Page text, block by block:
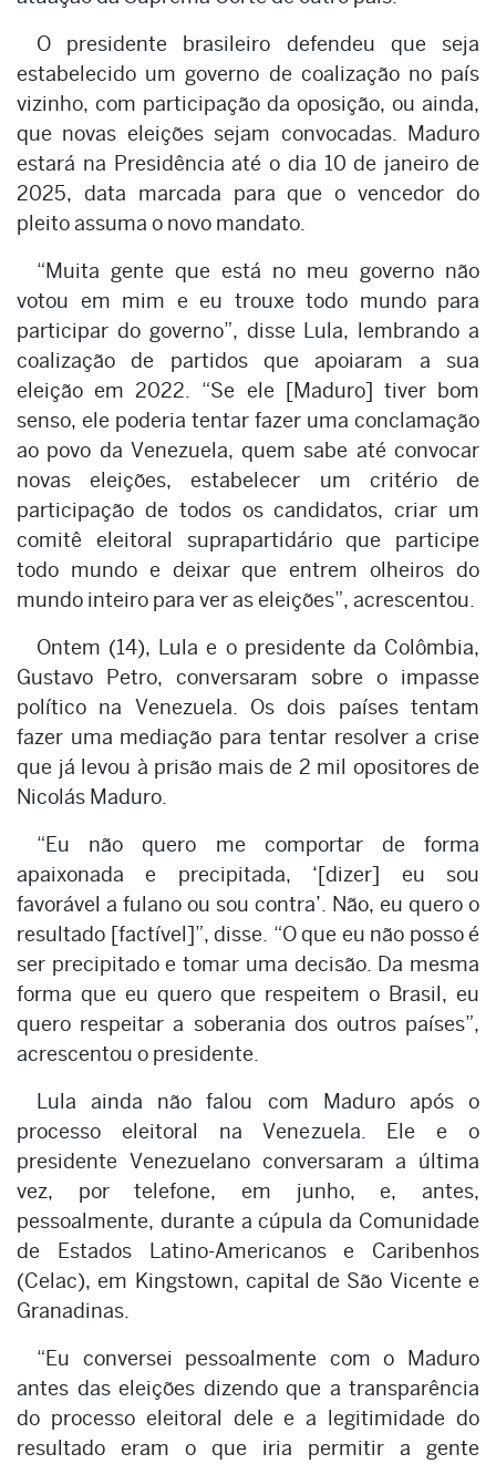
O presidente brasileiro defendeu que seja
estabelecido um governo de coalização no país
vizinho, com participação da oposição, ou ainda,
que novas eleições sejam convocadas. Maduro
estará na Presidência até o dia 10 de janeiro de
2025, data marcada para que o vencedor do
pleito assuma o novo mandato.
“Muita gente que está no meu governo não
votou em mim e eu trouxe todo mundo para
participar do governo”, disse Lula, lembrando a
coalização de partidos que apoiaram a sua
eleição em 2022. “Se ele [Maduro] tiver bom
senso, ele poderia tentar fazer uma conclamação
ao povo da Venezuela, quem sabe até convocar
novas eleições, estabelecer um critério de
participação de todos os candidatos, criar um
comitê eleitoral suprapartidário que participe
todo mundo e deixar que entrem olheiros do
mundo inteiro para ver as eleições”, acrescentou.
Ontem (14), Lula e o presidente da Colômbia,
Gustavo Petro, conversaram sobre o impasse
político na Venezuela. Os dois países tentam
fazer uma mediação para tentar resolver a crise
que já levou à prisão mais de 2 mil opositores de
Nicolás Maduro.
“Eu não quero me comportar de forma
apaixonada e precipitada, ‘[dizer] eu sou
favorável a fulano ou sou contra’. Não, eu quero o
resultado [factível]”, disse. “O que eu não posso é
ser precipitado e tomar uma decisão. Da mesma
forma que eu quero que respeitem o Brasil, eu
quero respeitar a soberania dos outros países”,
acrescentou o presidente.
Lula ainda não falou com Maduro após o
processo eleitoral na Venezuela. Ele e o
presidente Venezuelano conversaram a última
vez, por telefone, em junho, e, antes,
pessoalmente, durante a cúpula da Comunidade
de Estados Latino-Americanos e Caribenhos
(Celac), em Kingstown, capital de São Vicente e
Granadinas.
“Eu conversei pessoalmente com o Maduro
antes das eleições dizendo que a transparência
do processo eleitoral dele e a legitimidade do
resultado eram o que iria permitir a gente